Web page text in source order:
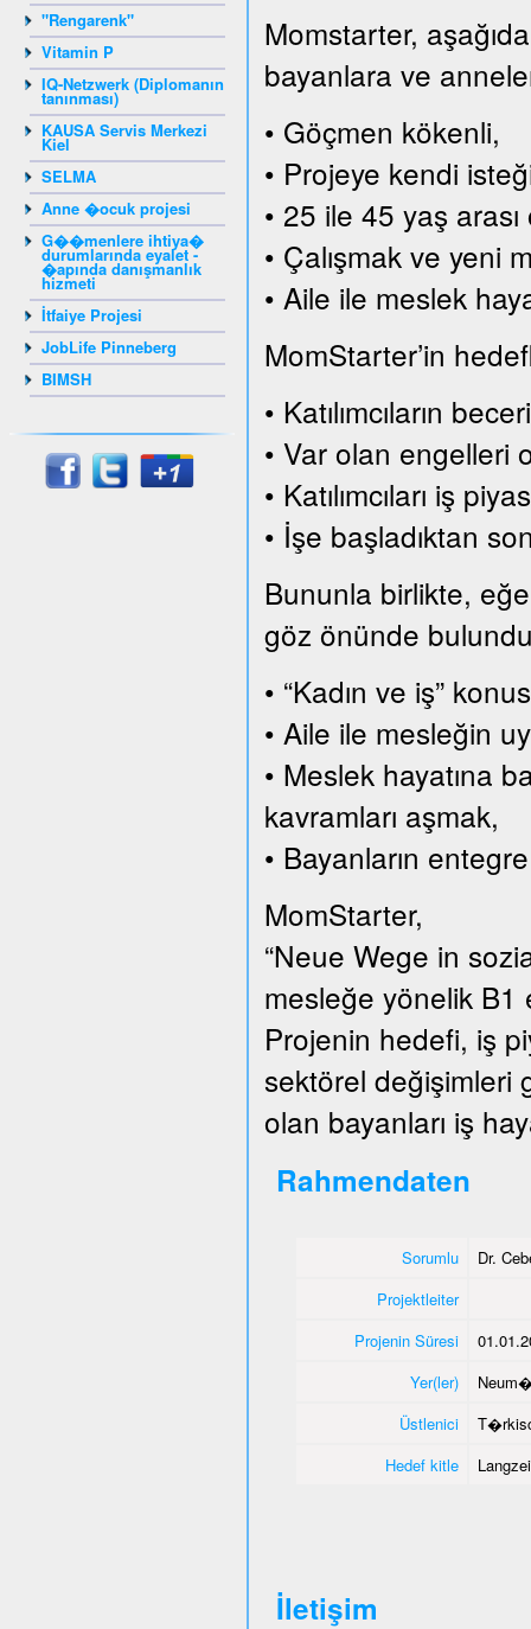
"Rengarenk"
Vitamin P
IQ-Netzwerk (Diplomanın
tanınması)
KAUSA Servis Merkezi
Kiel
SELMA
Anne �ocuk projesi
G��menlere ihtiya�
durumlarında eyalet -
�apında danışmanlık
hizmeti
İtfaiye Projesi
JobLife Pinneberg
BIMSH
Momstarter,
bayanlara ve
• Göçmen kökenli,
• Projeye kendi
• 25 ile 45 yaş
• Çalışmak ve yeni
• Aile ile meslek
MomStarter’in
• Katılımcıların
• Var olan engelleri
• Katılımcıları iş
• İşe başladıktan
Bununla birlikte,
göz önünde
• “Kadın ve iş”
• Aile ile mesleğin
• Meslek hayatına
kavramları aşmak,
• Bayanların
MomStarter,
“Neue Wege in
mesleğe yönelik B1
Projenin hedefi, iş
sektörel değişimleri
olan bayanları iş
Rahmendaten
Sorumlu
Dr.
Projektleiter
Projenin Süresi
Yer(ler)
Üstlenici
Hedef kitle
İletişim